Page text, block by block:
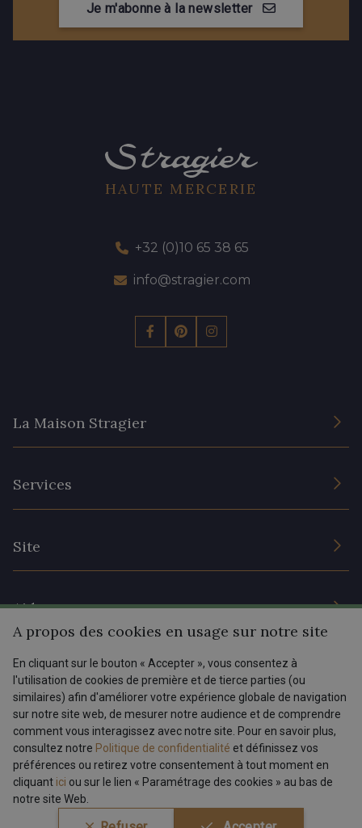
Je m'abonne à la newsletter
HAUTE MERCERIE
+32 (0)10 65 38 65
info@stragier.com
La Maison Stragier
Services
Site
Prix réduits
Magazine
Aide
Livraison : France, Belgique, International
Retours & réclamations
FAQ - Questions fréquentes
Modes de paiements
Menu
Tous nos tissus
Magazine
FR EN
Conditions générales de vente Politique de confidentialité
A propos des cookies en usage sur notre site
En cliquant sur le bouton « Accepter », vous consentez à
l'utilisation de cookies de première et de tierce parties (ou
similaires) afin d'améliorer votre expérience globale de navigation
sur notre site web, de mesurer notre audience et de comprendre
comment vous interagissez avec notre site. Pour en savoir plus,
consultez notre Politique de confidentialité et définissez vos
préférences ou retirez votre consentement à tout moment en
cliquant ici ou sur le lien « Paramétrage des cookies » au bas de
notre site Web.